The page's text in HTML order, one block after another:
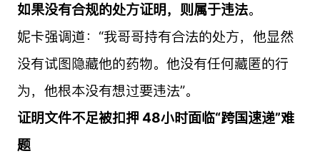
如果没有合规的处方证明，则属于违法。
妮卡强调道：“我哥哥持有合法的处方，他显然
没有试图隐藏他的药物。他没有任何藏匿的行
为，他根本没有想过要违法”。
证明文件不足被扣押 48小时面临“跨国速递”难
题